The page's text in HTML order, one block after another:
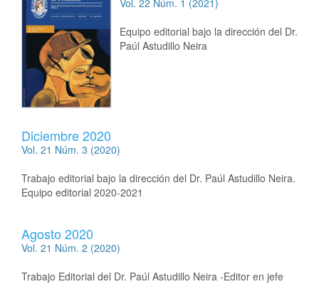
Vol. 22 Núm. 1 (2021)
Equipo editorial bajo la dirección del Dr.
Paúl Astudillo Neira
Diciembre 2020
Vol. 21 Núm. 3 (2020)
Trabajo editorial bajo la dirección del Dr. Paúl Astudillo Neira.
Equipo editorial 2020-2021
Agosto 2020
Vol. 21 Núm. 2 (2020)
Trabajo Editorial del Dr. Paúl Astudillo Neira -Editor en jefe